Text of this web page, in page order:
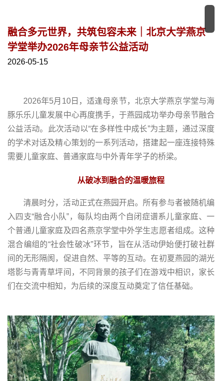
融合多元世界，共筑包容未来｜北京大学燕京
学堂举办2026年母亲节公益活动
2026-05-15
2026年5月10日，适逢母亲节，北京大学燕京学堂与海
豚乐乐儿童发展中心再度携手，于燕园成功举办母亲节融合
公益活动。此次活动以“在多样性中成长”为主题，通过深度
的学术对话及精心策划的一系列活动，搭建起一座连接特殊
需要儿童家庭、普通家庭与中外青年学子的桥梁。
从破冰到融合的温暖旅程
清晨时分，活动正式在燕园开启。所有参与者被随机编
入四支“融合小队”，每队均由两个自闭症谱系儿童家庭、一
个普通儿童家庭及四名燕京学堂中外学生志愿者组成。这种
混合编组的“社会性破冰”环节，旨在从活动伊始便打破社群
间的无形隔阂，促进自然、平等的互动。在初夏燕园的湖光
塔影与青青草坪间，不同背景的孩子们在游戏中相识，家长
们在交流中相知，为后续的深度互动奠定了信任基础。